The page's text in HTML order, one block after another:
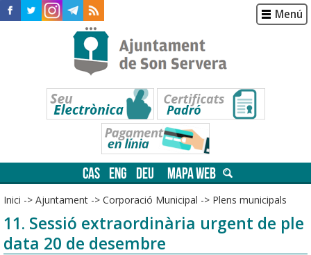
Menú
CAS ENG DEU MAPA WEB
Inici -> Ajuntament -> Corporació Municipal -> Plens municipals
11. Sessió extraordinària urgent de ple
data 20 de desembre